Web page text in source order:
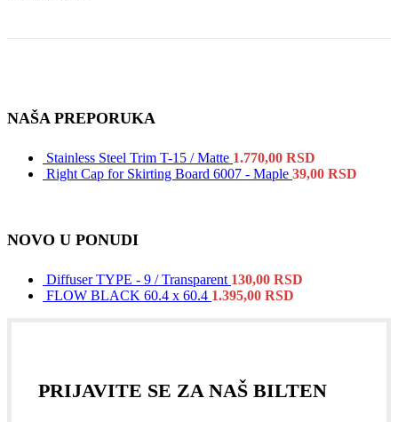
NAŠA PREPORUKA
Stainless Steel Trim T-15 / Matte 1.770,00 RSD
Right Cap for Skirting Board 6007 - Maple 39,00 RSD
NOVO U PONUDI
Diffuser TYPE - 9 / Transparent 130,00 RSD
FLOW BLACK 60.4 x 60.4 1.395,00 RSD
PRIJAVITE SE ZA NAŠ BILTEN